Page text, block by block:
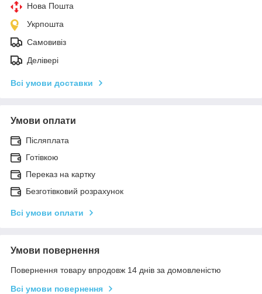
Нова Пошта
Укрпошта
Самовивіз
Делівері
Всі умови доставки
Умови оплати
Післяплата
Готівкою
Переказ на картку
Безготівковий розрахунок
Всі умови оплати
Умови повернення
Повернення товару впродовж 14 днів за домовленістю
Всі умови повернення